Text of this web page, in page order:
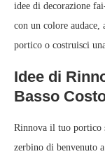
idee di decorazione
con un colore
portico o costruisci
Idee di
Basso
Rinnova il tuo portico
zerbino di benvenuto